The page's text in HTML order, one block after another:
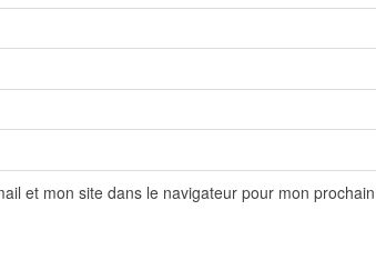
et mon site dans le navigateur pour mon